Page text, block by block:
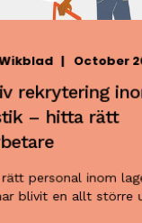
October
rekrytering
– hitta rätt
personal inom
blivit en allt större